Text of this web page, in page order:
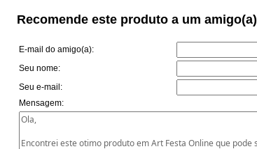
Recomende este produto a um amigo(a)
E-mail do amigo(a):
Seu nome:
Seu e-mail:
Mensagem: